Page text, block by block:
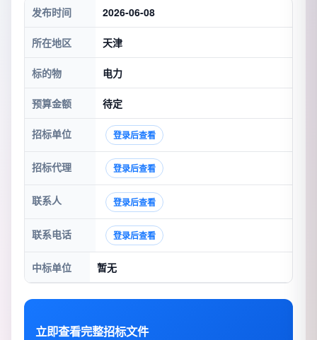
发布时间 2026-06-08
所在地区 天津
标的物 电力
预算金额 待定
招标单位 登录后查看
招标代理 登录后查看
联系人 登录后查看
联系电话 登录后查看
中标单位 暂无
立即查看完整招标文件